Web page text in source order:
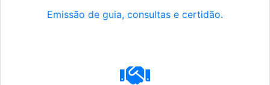
Emissão de guia, consultas e certidão.